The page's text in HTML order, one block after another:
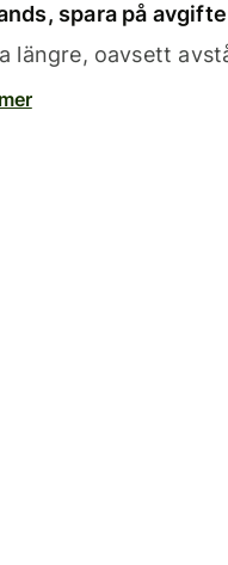
spara på
längre, oavsett